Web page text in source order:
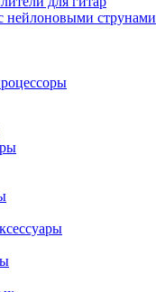
нейлоновыми струнами